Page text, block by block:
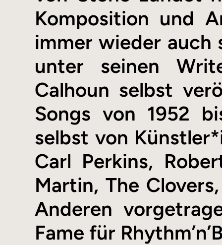
Komposition und
immer wieder
unter seinen
Calhoun selbst
Songs von 1952
selbst von
Carl Perkins,
Martin, The
Anderen
Fame für